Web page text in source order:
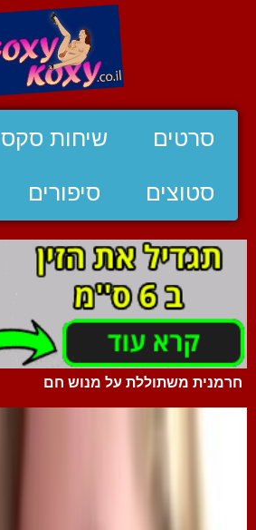
סרטים שיחות סקס
סטוצים סיפורים
חרמנית משתוללת על מנוש חם